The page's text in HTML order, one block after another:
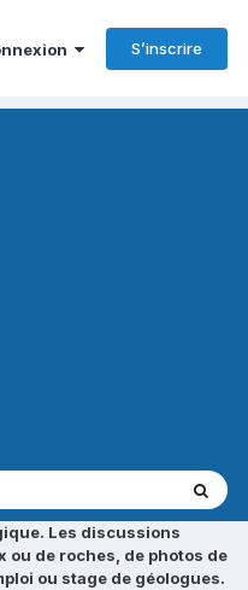
S’inscrire
Les discussions
de roches, de photos de
ou stage de géologues.